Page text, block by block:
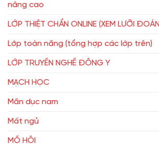
nâng cao
LỚP THIỆT CHẨN ONLINE (XEM LƯỠI
Lớp toàn năng (tổng hợp các lớp trên)
LỚP TRUYỀN NGHỀ ĐÔNG Y
MẠCH HỌC
Mãn dục nam
Mất ngủ
MỒ HÔI